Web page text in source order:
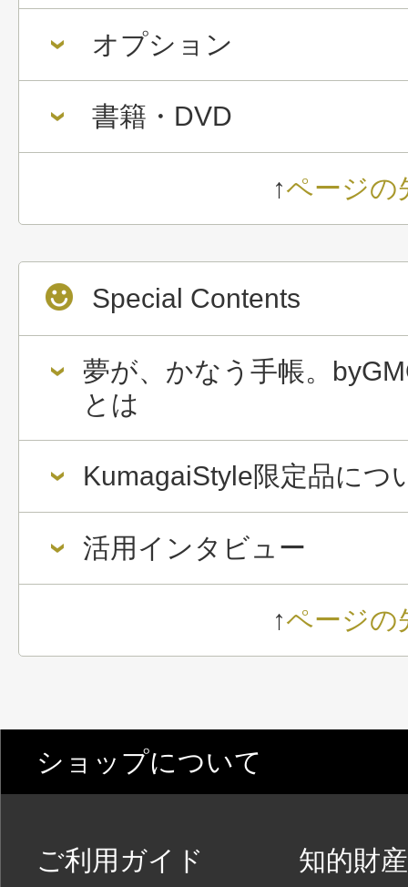
オプション
書籍・DVD
↑ページの
Special Contents
夢が、かなう手帳。
とは
KumagaiStyle限定品につ
活用インタビュー
↑ページの
ショップについて
ご利用ガイド 知的財産